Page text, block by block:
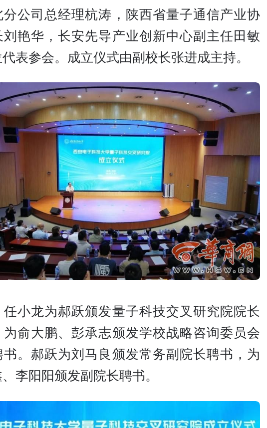
分公司总经理杭涛，陕西省量子通信产业协
刘艳华，长安先导产业创新中心副主任田敏
表参会。成立仪式由副校长张进成主持。
任小龙为郝跃颁发量子科技交叉研究院院长
为俞大鹏、彭承志颁发学校战略咨询委员会
书。郝跃为刘马良颁发常务副院长聘书，为
李阳阳颁发副院长聘书。